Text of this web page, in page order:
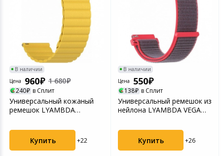
В наличии
Цена
960 1 680
240 в Сплит
Универсальный кожаный
ремешок LYAMBDA
Купить
+22
В наличии
Цена
550
138 в Сплит
Универсальный ремешок из
нейлона LYAMBDA VEGA
Купить +26